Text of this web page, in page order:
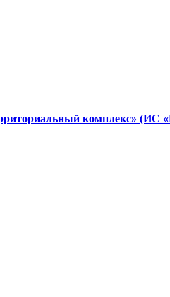
комплекс» (ИС